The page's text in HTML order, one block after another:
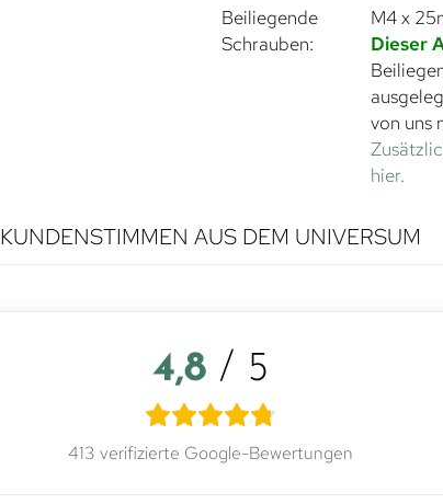
Beiliegende
Schrauben:
M4 x
Dieser
von uns
hier.
KUNDENSTIMMEN AUS DEM UNIVERSUM
4,8 / 5
413 verifizierte Google-Bewertungen